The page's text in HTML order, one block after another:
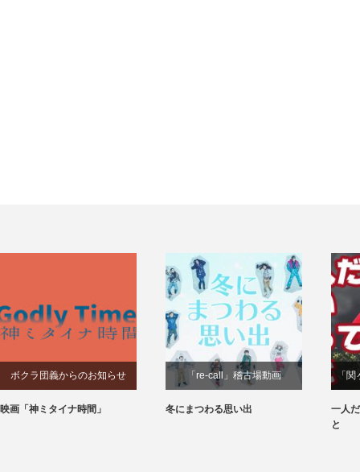
ボクラ団義からのお知らせ
映画「神ミタイナ時間」
「re-call」稽古場動画
冬にまつわる思い出
「
一人
と